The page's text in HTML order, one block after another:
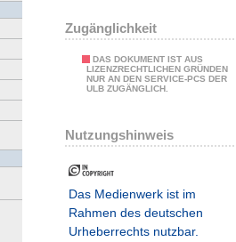
Zugänglichkeit
DAS DOKUMENT IST AUS
LIZENZRECHTLICHEN GRÜNDEN
NUR AN DEN SERVICE-PCS DER
ULB ZUGÄNGLICH.
Nutzungshinweis
Das Medienwerk ist im
Rahmen des deutschen
Urheberrechts nutzbar.